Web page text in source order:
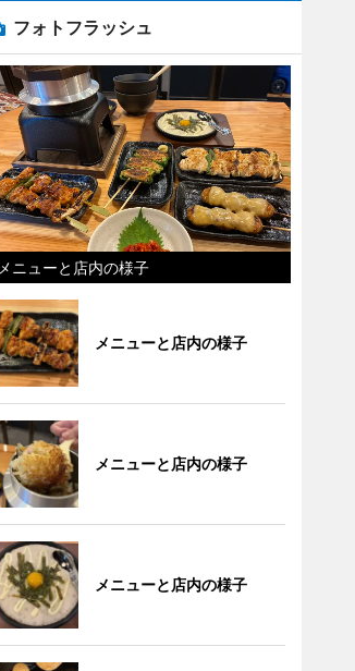
フォトフラッシュ
メニューと店内の様子
メニューと店内の様子
メニューと店内の様子
メニューと店内の様子